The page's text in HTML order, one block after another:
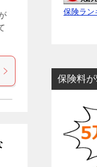
保険ラン
保険料